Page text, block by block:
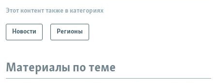
Этот контент также в категориях
Новости Регионы
Материалы по теме